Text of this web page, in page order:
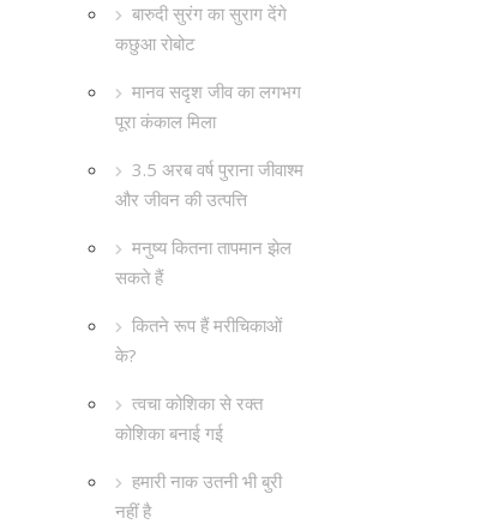
बारुदी सुरंग का सुराग देंगे
कछुआ रोबोट
मानव सदृश जीव का लगभग
पूरा कंकाल मिला
3.5 अरब वर्ष पुराना जीवाश्म
और जीवन की उत्पत्ति
मनुष्य कितना तापमान झेल
सकते हैं
कितने रूप हैं मरीचिकाओं
के?
त्वचा कोशिका से रक्त
कोशिका बनाई गई
हमारी नाक उतनी भी बुरी
नहीं है